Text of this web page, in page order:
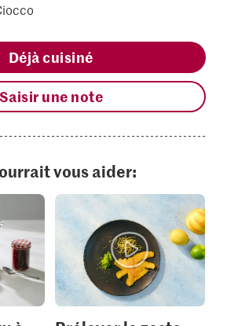
Déjà cuisiné
Saisir une note
vous aider: